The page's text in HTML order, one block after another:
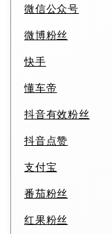
微信公众号
微博粉丝
快手
懂车帝
抖音有效粉丝
抖音点赞
支付宝
番茄粉丝
红果粉丝